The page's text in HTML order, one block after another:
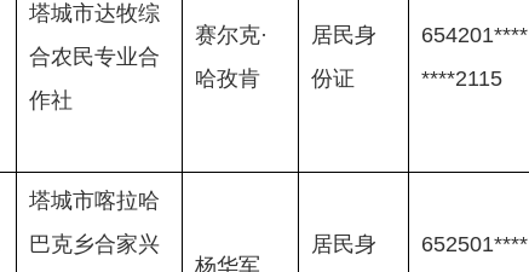
塔城市达牧综
合农民专业合
作社
赛尔克·
哈孜肯
居民身
份证
654201****
****2115
塔城市喀拉哈
巴克乡合家兴
杨华军
居民身
652501****